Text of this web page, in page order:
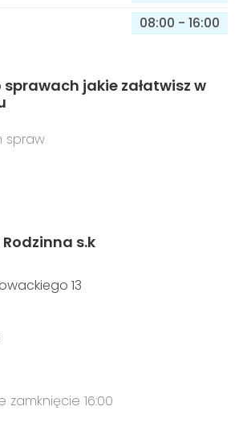
08:00 - 16:00
jakie załatwisz w
spraw
s.k
13
zamknięcie 16:00